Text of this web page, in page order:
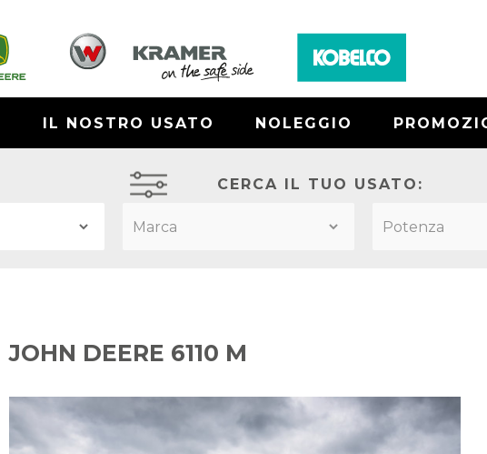
IL NOSTRO USATO NOLEGGIO
CERCA IL TUO USATO:
JOHN DEERE 6110 M